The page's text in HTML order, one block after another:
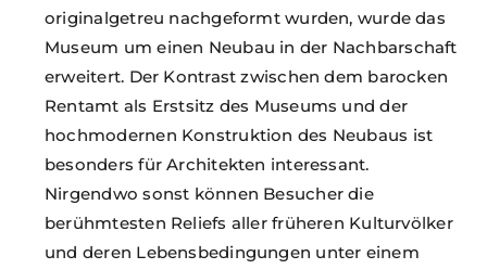
originalgetreu nachgeformt wurden, wurde das
Museum um einen Neubau in der Nachbarschaft
erweitert. Der Kontrast zwischen dem barocken
Rentamt als Erstsitz des Museums und der
hochmodernen Konstruktion des Neubaus ist
besonders für Architekten interessant.
Nirgendwo sonst können Besucher die
berühmtesten Reliefs aller früheren Kulturvölker
und deren Lebensbedingungen unter einem